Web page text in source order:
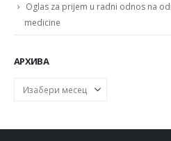
Oglas za prijem u radni odnos na
medicine
АРХИВА